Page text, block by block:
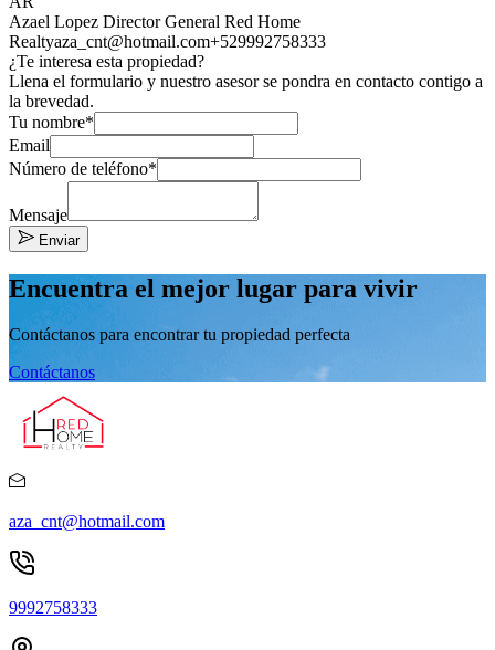
Azael Lopez Director General Red Home
Realtyaza_cnt@hotmail.com+529992758333
¿Te interesa esta propiedad?
Llena el formulario y nuestro asesor se pondra en contacto contigo a
la brevedad.
Tu nombre*
Email
Número de teléfono*
Mensaje
Enviar
Encuentra el mejor lugar para vivir
Contáctanos para encontrar tu propiedad perfecta
Contáctanos
aza_cnt@hotmail.com
9992758333